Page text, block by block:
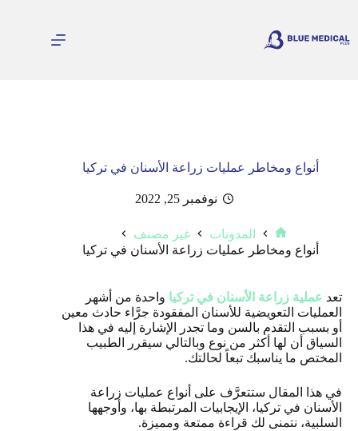
المحتوى
أنواع ومخاطر عمليات زراعة الأسنان في تركيا
نوفمبر 25, 2022
الرئيسية
المدونات
غير مصنف
أنواع ومخاطر عمليات زراعة الأسنان في تركيا
تعد عملية زراعة الأسنان في تركيا واحدة من أشهر
العمليات التعويضية للأسنان المفقودة جرَّاء حادث معين
أو بسبب التقدم بالسن وما تجدر الإشارة إليه في هذا
السياق أن لها أكثر من نوع وبالتالي سيقرر الطبيب
المختص ما يناسبك تبعاً لحالتك.
في هذا المقال ستتعرَّف على أنواع عمليات زراعة
الأسنان في تركيا، الإيجابيات المرتبطة بها، وأوجهها
السلبية، نتمنى لك قراءة ممتعة ومميزة.